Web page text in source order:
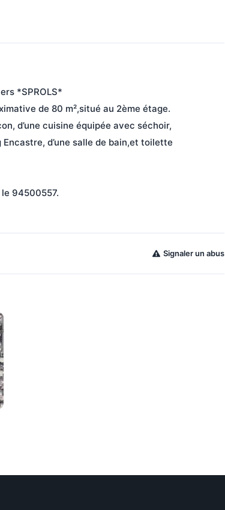
*SPROLS*
de 80 m²,situé au 2ème étage.
d’une cuisine équipée avec séchoir,
d’une salle de bain,et toilette
94500557.
Signaler un abus